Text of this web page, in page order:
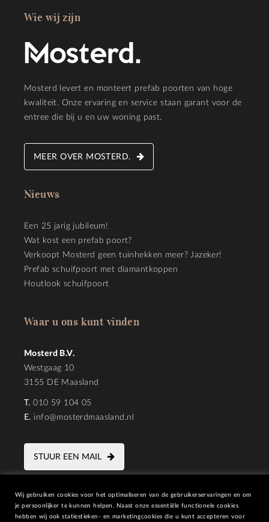
Wie wij zijn
Mosterd levert en monteert prefab poorten van hoge
kwaliteit. Onze ervaring en service staan garant voor de
entree die bij u en uw woning past.
MEER OVER MOSTERD.
Nieuws
Een 25 jarig jubileum!
Wat kost een prefab poort?
Verkoopt Mosterd geen tuinhekken meer? Jazeker!
Prefab schuifpoort met diamantkoppen
Houtlook schuifpoort
Waar u ons kunt vinden
Mosterd B.V.
Westgaag 10
3155 DE Maasland
T. 010 59 104 05
E. info@mosterdmaasland.nl
STUUR EEN MAIL
Wij gebruiken cookies voor het optimaliseren van de gebruikerservaringen en om
je persoonlijker te kunnen helpen. Naast onze essentiële functionele cookies
hebben wij ook statiestieken- en marketingcookies die u kunt accepteren voor